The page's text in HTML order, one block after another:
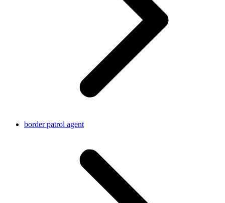
border patrol agent